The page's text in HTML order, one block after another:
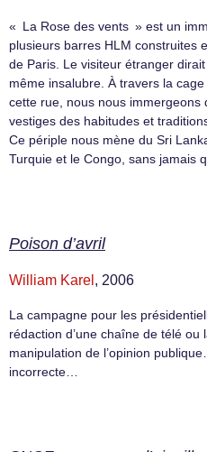
« La Rose des vents » est un
plusieurs barres HLM construites
de Paris. Le visiteur étranger
même insalubre. À travers la cage
cette rue, nous nous immergeons
vestiges des habitudes et
Ce périple nous mène du Sri
Turquie et le Congo, sans jamais
Poison d’avril
William Karel , 2006
La campagne pour les
rédaction d’une chaîne de télé ou
manipulation de l’opinion
incorrecte…